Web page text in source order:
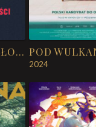
PIOSENKI O MIŁOŚCI POD
2024